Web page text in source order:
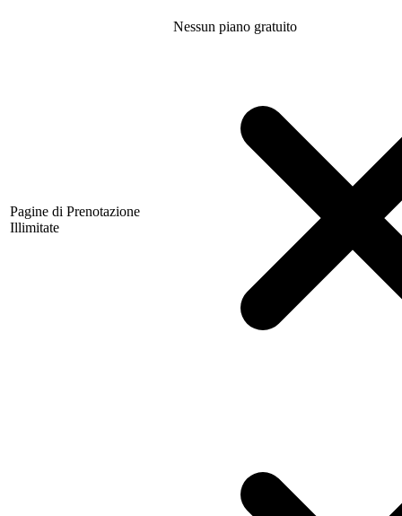
Nessun piano gratuito
Pagine di Prenotazione
Illimitate